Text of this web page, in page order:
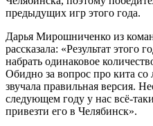
предыдущих игр этого года.
Дарья Мирошниченко из
рассказала: «Результат этого
набрать одинаковое
Обидно за вопрос про кита
звучала правильная версия.
следующем году у нас всё-
привезти его в Челябинск».